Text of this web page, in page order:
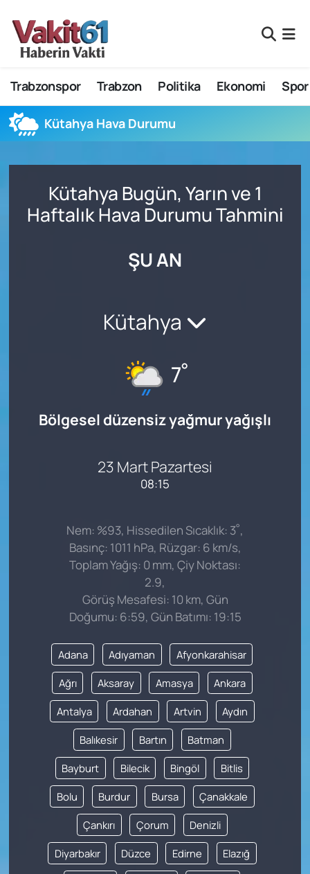
Trabzonspor Trabzon Politika Ekonomi Spor
Kütahya Hava Durumu
Kütahya Bugün, Yarın ve 1
Haftalık Hava Durumu Tahmini
ŞU AN
Kütahya
7°
Bölgesel düzensiz yağmur yağışlı
23 Mart Pazartesi
08:15
Nem: %93, Hissedilen Sıcaklık: 3°,
Basınç: 1011 hPa, Rüzgar: 6 km/s,
Toplam Yağış: 0 mm, Çiy Noktası:
2.9,
Görüş Mesafesi: 10 km, Gün
Doğumu: 6:59, Gün Batımı: 19:15
Adana Adıyaman Afyonkarahisar
Ağrı Aksaray Amasya Ankara
Antalya Ardahan Artvin Aydın
Balıkesir Bartın Batman
Bayburt Bilecik Bingöl Bitlis
Bolu Burdur Bursa Çanakkale
Çankırı Çorum Denizli
Diyarbakır Düzce Edirne Elazığ
Nöbetçi Eczaneler
Hava Durumu
Namaz Vakitleri
Süper Lig Puan Durumu ve Fikstür
Son Dakika Haberleri